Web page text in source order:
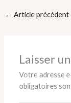
← Article précédent
Laisser
Votre adresse
obligatoires